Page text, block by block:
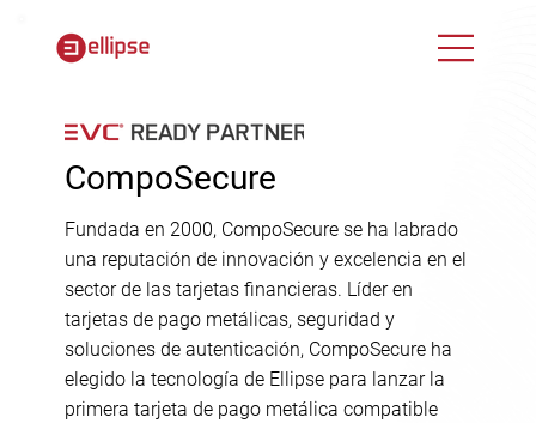
CompoSecure
Fundada en 2000, CompoSecure se ha labrado
una reputación de innovación y excelencia en el
sector de las tarjetas financieras. Líder en
tarjetas de pago metálicas, seguridad y
soluciones de autenticación, CompoSecure ha
elegido la tecnología de Ellipse para lanzar la
primera tarjeta de pago metálica compatible